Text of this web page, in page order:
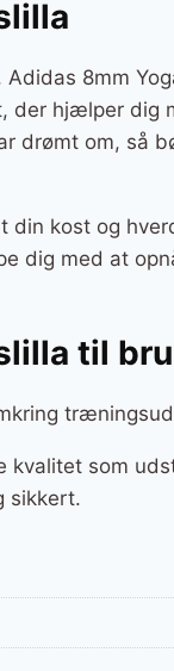
8mm
der hjælper dig
drømt om, så
kost og
dig med at
til
kvalitet som
sikkert.